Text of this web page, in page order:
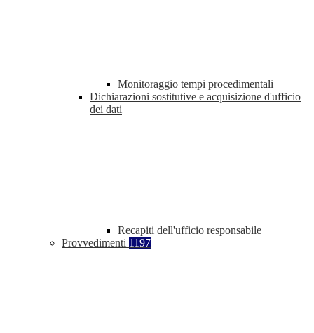
Monitoraggio tempi procedimentali
Dichiarazioni sostitutive e acquisizione d'ufficio
dei dati
Recapiti dell'ufficio responsabile
Provvedimenti 1197